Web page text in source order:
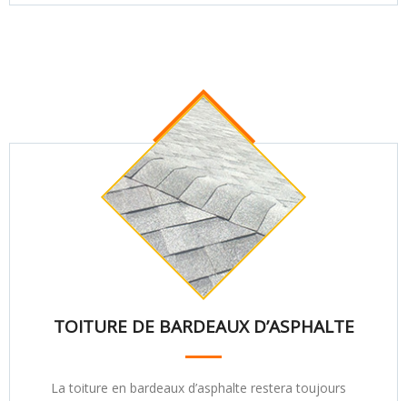
TOITURE DE BARDEAUX D’ASPHALTE
La toiture en bardeaux d’asphalte restera toujours